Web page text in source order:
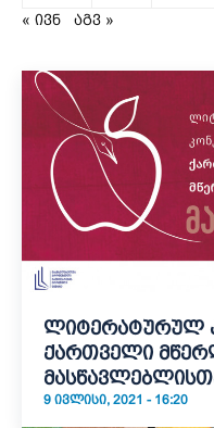
« ივნ
აგვ »
ლიტერატურულ
ქართველი
9 ᲘᲕᲚᲘᲡᲘ, 2021 - 16:20